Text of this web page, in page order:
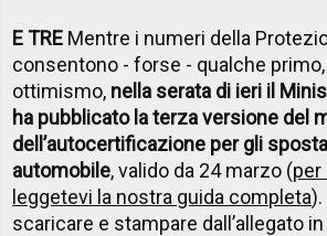
E TRE Mentre i numeri della
consentono - forse - qualche
ottimismo, nella serata di ieri il
ha pubblicato la terza versione del
dell’autocertificazione per gli
automobile, valido da 24 marzo (per
leggetevi la nostra guida completa
scaricare e stampare dall’allegato